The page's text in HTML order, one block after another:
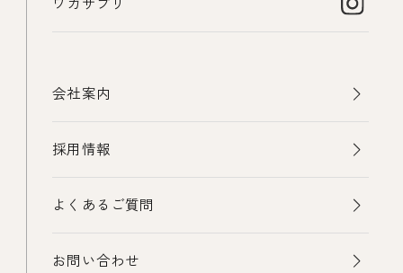
会社案内
採用情報
よくあるご質問
お問い合わせ